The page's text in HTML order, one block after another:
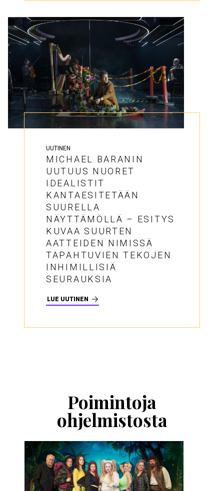
UUTINEN
MICHAEL BARANIN
UUTUUS NUORET
IDEALISTIT
KANTAESITETÄÄN
SUURELLA
NÄYTTÄMÖLLÄ – ESITYS
KUVAA SUURTEN
AATTEIDEN NIMISSÄ
TAPAHTUVIEN TEKOJEN
INHIMILLISIÄ
SEURAUKSIA
LUE UUTINEN
Poimintoja
ohjelmistosta